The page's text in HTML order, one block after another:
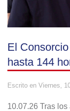
El
hasta 144
Escrito en Viernes,
10.07.26 Tras